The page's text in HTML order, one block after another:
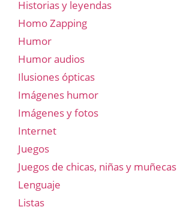
Historias y leyendas
Homo Zapping
Humor
Humor audios
Ilusiones ópticas
Imágenes humor
Imágenes y fotos
Internet
Juegos
Juegos de chicas, niñas y muñecas
Lenguaje
Listas